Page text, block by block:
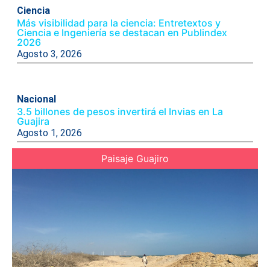
Ciencia
Más visibilidad para la ciencia: Entretextos y
Ciencia e Ingeniería se destacan en Publindex
2026
Agosto 3, 2026
Nacional
3.5 billones de pesos invertirá el Invias en La
Guajira
Agosto 1, 2026
Paisaje Guajiro